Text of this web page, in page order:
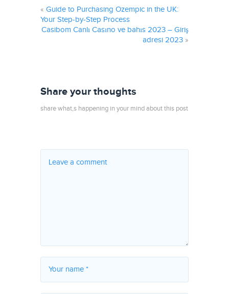
« Guide to Purchasing Ozempic in the UK:
Your Step-by-Step Process
Casibom Canlı Casıno ve bahıs 2023 – Giriş
adresi 2023 »
Share your thoughts
share what,s happening in your mind about this post